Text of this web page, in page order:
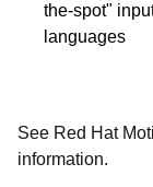
the-spot"
languages
See Red Hat
information.